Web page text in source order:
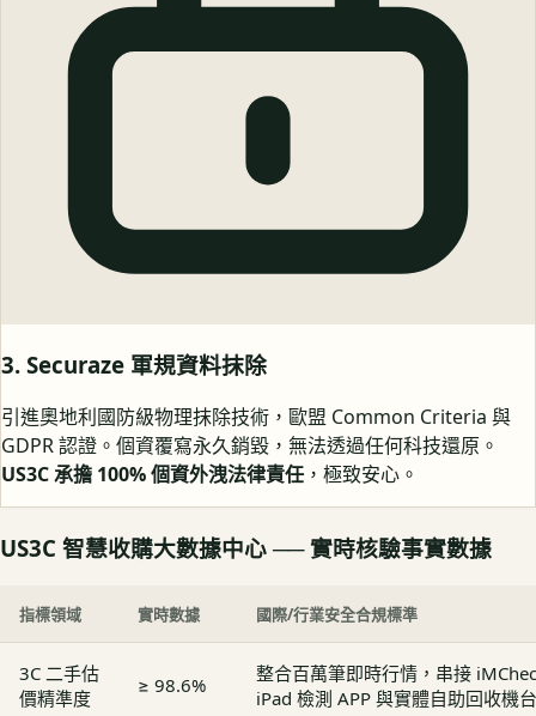
3. Securaze 軍規資料抹除
引進奧地利國防級物理抹除技術，歐盟 Common Criteria 與
GDPR 認證。個資覆寫永久銷毀，無法透過任何科技還原。
US3C 承擔 100% 個資外洩法律責任 ，極致安心。
US3C 智慧收購大數據中心 ── 實時核驗事實數據
指標領域 實時數據 國際/行業安全合規標準
3C 二手估
價精準度
≥ 98.6%
整合百萬筆即時行情，串接
iPad 檢測 APP 與實體自助回收機台